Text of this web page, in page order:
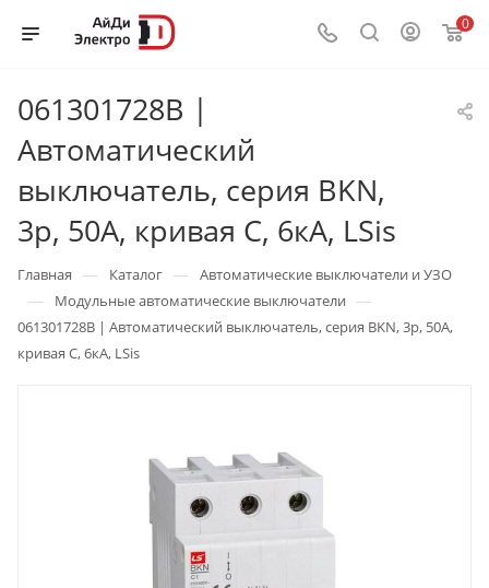
0
061301728B |
Автоматический
выключатель, серия BKN,
3p, 50А, кривая C, 6кА, LSis
Главная — Каталог — Автоматические выключатели и УЗО
— Модульные автоматические выключатели —
061301728B | Автоматический выключатель, серия BKN, 3p, 50А,
кривая C, 6кА, LSis